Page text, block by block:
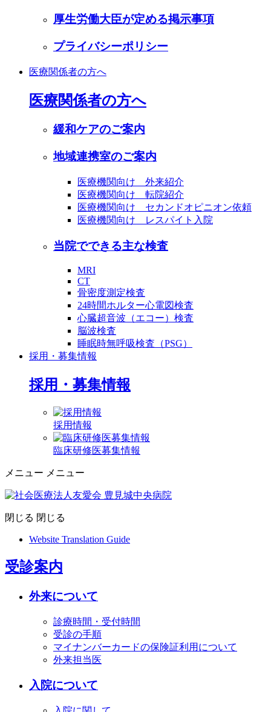
厚生労働大臣が定める掲示事項
プライバシーポリシー
医療関係者の方へ
医療関係者の方へ
緩和ケアのご案内
地域連携室のご案内
医療機関向け 外来紹介
医療機関向け 転院紹介
医療機関向け セカンドオピニオン依頼
医療機関向け レスパイト入院
当院でできる主な検査
MRI
CT
骨密度測定検査
24時間ホルター心電図検査
心臓超音波（エコー）検査
脳波検査
睡眠時無呼吸検査（PSG）
採用・募集情報
採用・募集情報
採用情報
臨床研修医募集情報
メニュー メニュー
閉じる 閉じる
Website Translation Guide
受診案内
外来について
診療時間・受付時間
受診の手順
マイナンバーカードの保険証利用について
外来担当医
入院について